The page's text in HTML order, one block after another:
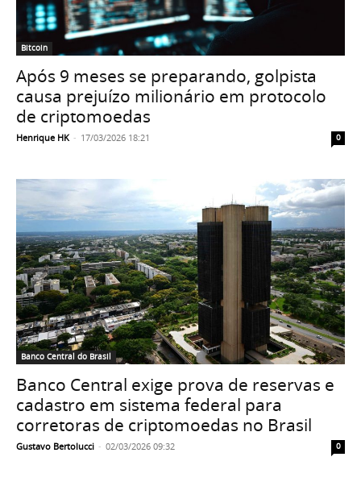
Bitcoin
Após 9 meses se preparando, golpista
causa prejuízo milionário em protocolo
de criptomoedas
Henrique HK - 17/03/2026 18:21 0
Banco Central do Brasil
Banco Central exige prova de reservas e
cadastro em sistema federal para
corretoras de criptomoedas no Brasil
Gustavo Bertolucci - 02/03/2026 09:32 0